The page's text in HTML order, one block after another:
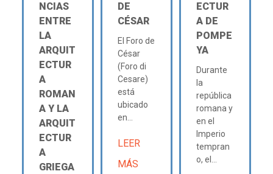
NCIAS
ENTRE
LA
ARQUIT
ECTUR
A
ROMAN
A Y LA
ARQUIT
ECTUR
A
GRIEGA
DE
CÉSAR
El Foro de
César
(Foro di
Cesare)
está
ubicado
en...
LEER
MÁS
ECTUR
A DE
POMPE
YA
Durante
la
república
romana y
en el
Imperio
tempran
o, el...